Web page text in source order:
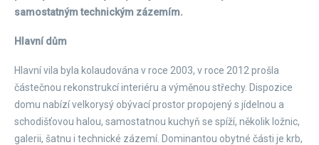
samostatným technickým zázemím.
Hlavní dům
Hlavní vila byla kolaudována v roce 2003, v roce 2012 prošla
částečnou rekonstrukcí interiéru a výměnou střechy. Dispozice
domu nabízí velkorysý obývací prostor propojený s jídelnou a
schodišťovou halou, samostatnou kuchyň se spíží, několik ložnic,
galerii, šatnu i technické zázemí. Dominantou obytné části je krb,